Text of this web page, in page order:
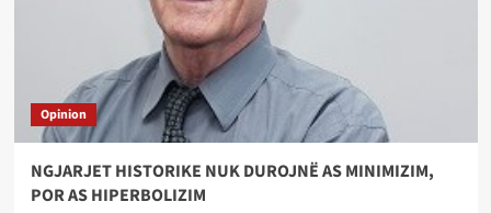
Opinion
NGJARJET HISTORIKE NUK DUROJNË AS MINIMIZIM,
POR AS HIPERBOLIZIM